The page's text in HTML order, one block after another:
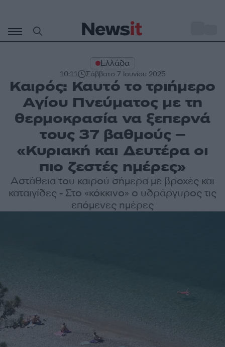
περιεχόμενο
Ελλάδα
10:11 Σάββατο 7 Ιουνίου 2025
Καιρός: Καυτό το τριήμερο
Αγίου Πνεύματος με τη
θερμοκρασία να ξεπερνά
τους 37 βαθμούς –
«Κυριακή και Δευτέρα οι
πιο ζεστές ημέρες»
Αστάθεια του καιρού σήμερα με βροχές και
καταιγίδες - Στο «κόκκινο» ο υδράργυρος τις
επόμενες ημέρες